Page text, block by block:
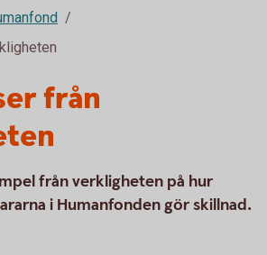
från
från verkligheten på hur
i Humanfonden gör skillnad.